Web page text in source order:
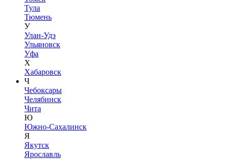
Тула
Тюмень
У
Улан-Удэ
Ульяновск
Уфа
Х
Хабаровск
Ч
Чебоксары
Челябинск
Чита
Ю
Южно-Сахалинск
Я
Якутск
Ярославль